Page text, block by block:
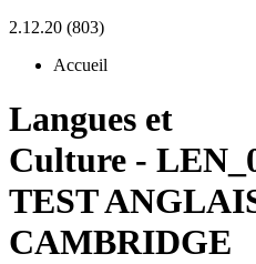
2.12.20 (803)
Accueil
Langues et
Culture -
TEST
CAMBRIDGE